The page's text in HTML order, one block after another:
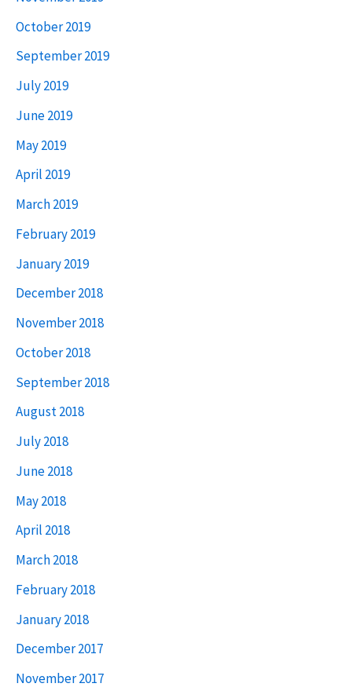
October 2019
September 2019
July 2019
June 2019
May 2019
April 2019
March 2019
February 2019
January 2019
December 2018
November 2018
October 2018
September 2018
August 2018
July 2018
June 2018
May 2018
April 2018
March 2018
February 2018
January 2018
December 2017
November 2017